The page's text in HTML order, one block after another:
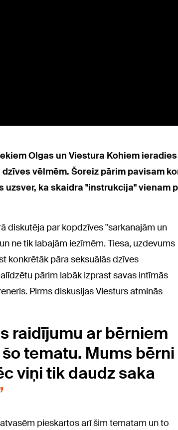
Olgas un Viestura Kohiem
vēlmēm. Šoreiz pārim pavisam
ka skaidra "instrukcija" vienam
diskutēja par kopdzīves "sarkanajām un
ne tik labajām iezīmēm. Tiesa, uzdevums
konkrētāk pāra seksuālās dzīves
pārim labāk izprast savas intīmās
Pirms diskusijas Viesturs atminās
raidījumu ar bērniem
tematu. Mums bērni
viņi tik daudz saka
pieskartos arī šim tematam un to